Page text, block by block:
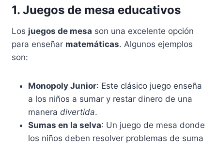
1. Juegos de mesa educativos
Los juegos de mesa son una excelente opción
para enseñar matemáticas. Algunos ejemplos
son:
Monopoly Junior: Este clásico juego enseña
a los niños a sumar y restar dinero de una
manera divertida.
Sumas en la selva: Un juego de mesa donde
los niños deben resolver problemas de suma